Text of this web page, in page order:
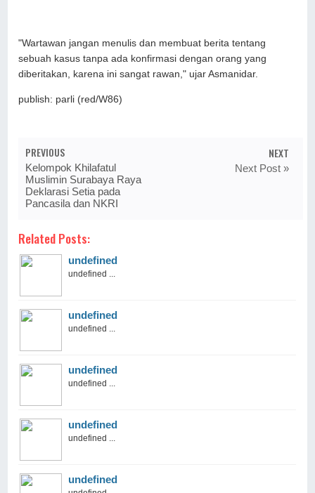
"Wartawan jangan menulis dan membuat berita tentang
sebuah kasus tanpa ada konfirmasi dengan orang yang
diberitakan, karena ini sangat rawan," ujar Asmanidar.
publish: parli (red/W86)
PREVIOUS
Kelompok Khilafatul
Muslimin Surabaya Raya
Deklarasi Setia pada
Pancasila dan NKRI
NEXT
Next Post »
Related Posts:
undefined
undefined ...
undefined
undefined ...
undefined
undefined ...
undefined
undefined ...
undefined